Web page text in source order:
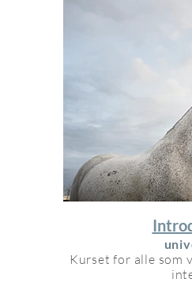
Kurset for alle som